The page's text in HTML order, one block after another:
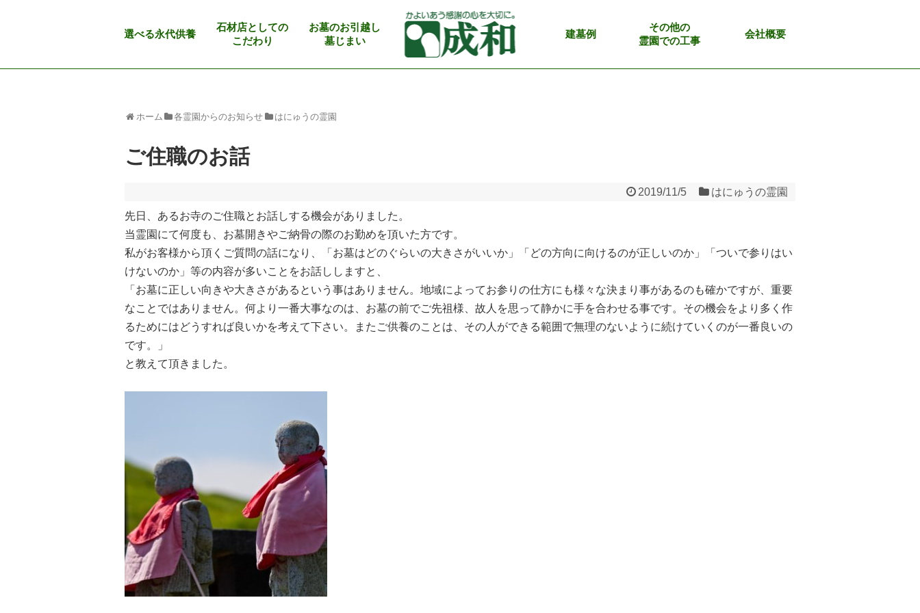
選べる永代供養
石材店としての
こだわり
お墓のお引越し
墓じまい
建墓例
その他の
霊園での工事
会社概要
ホーム 各霊園からのお知らせ はにゅうの霊園
ご住職のお話
2019/11/5 はにゅうの霊園
先日、あるお寺のご住職とお話しする機会がありました。
当霊園にて何度も、お墓開きやご納骨の際のお勤めを頂いた方です。
私がお客様から頂くご質問の話になり、「お墓はどのぐらいの大きさがいいか」「どの方向に向けるのが正しいのか」「ついで参りはい
けないのか」等の内容が多いことをお話ししますと、
「お墓に正しい向きや大きさがあるという事はありません。地域によってお参りの仕方にも様々な決まり事があるのも確かですが、重要
なことではありません。何より一番大事なのは、お墓の前でご先祖様、故人を思って静かに手を合わせる事です。その機会をより多く作
るためにはどうすれば良いかを考えて下さい。またご供養のことは、その人ができる範囲で無理のないように続けていくのが一番良いの
です。」
と教えて頂きました。